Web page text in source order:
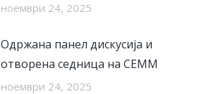
ноември 24, 2025
Одржана панел дискусија и
отворена седница на СЕММ
ноември 24, 2025